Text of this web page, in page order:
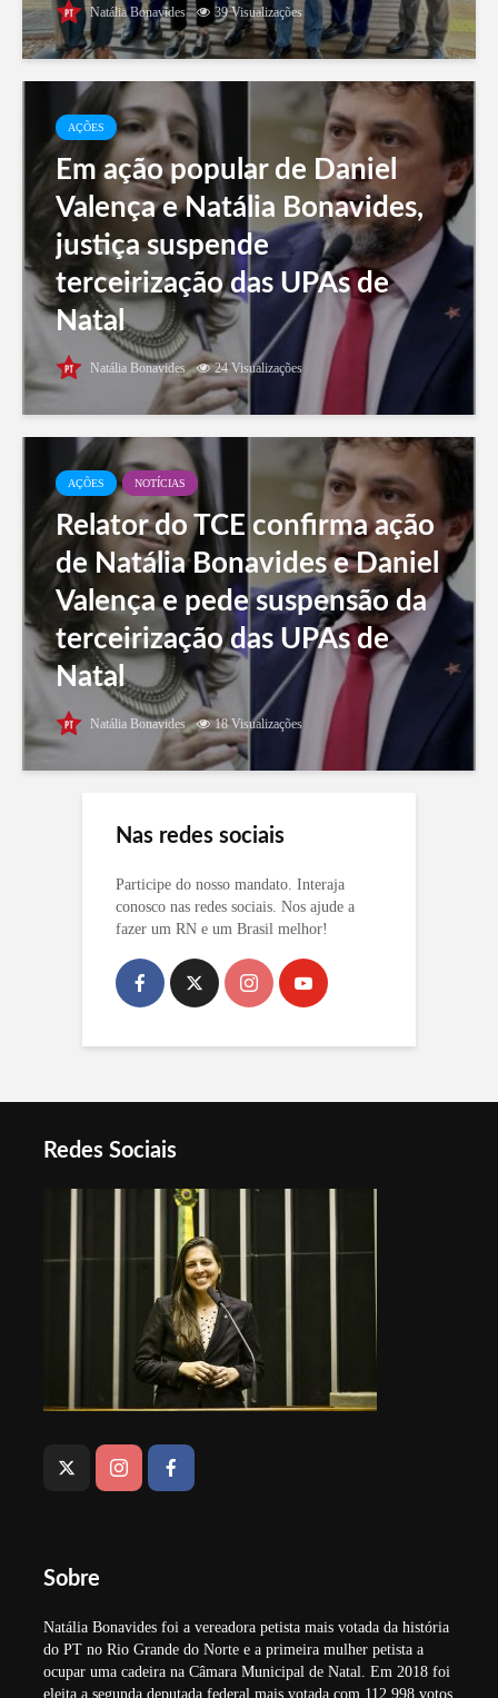
Natália Bonavides 39 Visualizações
AÇÕES
Em ação popular de Daniel
Valença e Natália Bonavides,
justiça suspende
terceirização das UPAs de
Natal
Natália Bonavides 24 Visualizações
AÇÕES NOTÍCIAS
Relator do TCE confirma ação
de Natália Bonavides e Daniel
Valença e pede suspensão da
terceirização das UPAs de
Natal
Natália Bonavides 18 Visualizações
Nas redes sociais
Participe do nosso mandato. Interaja
conosco nas redes sociais. Nos ajude a
fazer um RN e um Brasil melhor!
Redes Sociais
Sobre
Natália Bonavides foi a vereadora petista mais votada da história
do PT no Rio Grande do Norte e a primeira mulher petista a
ocupar uma cadeira na Câmara Municipal de Natal. Em 2018 foi
eleita a segunda deputada federal mais votada com 112.998 votos